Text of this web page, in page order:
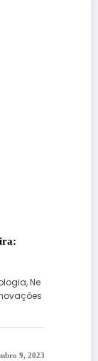
Ne
9, 2023